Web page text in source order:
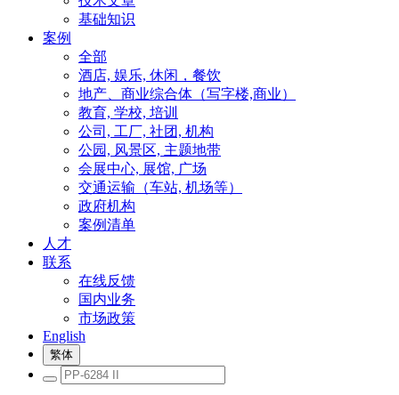
基础知识
案例
全部
酒店, 娱乐, 休闲，餐饮
地产、商业综合体（写字楼,商业）
教育, 学校, 培训
公司, 工厂, 社团, 机构
公园, 风景区, 主题地带
会展中心, 展馆, 广场
交通运输（车站, 机场等）
政府机构
案例清单
人才
联系
在线反馈
国内业务
市场政策
English
繁体